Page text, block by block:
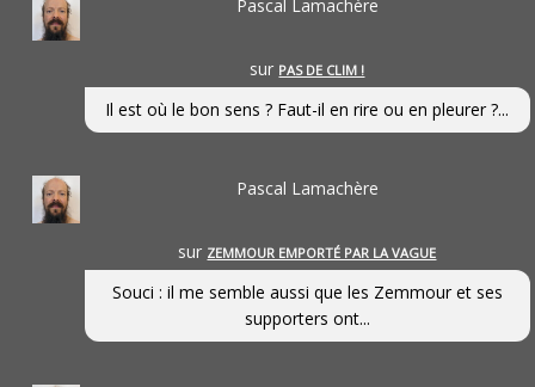
Pascal Lamachère
sur PAS DE CLIM !
Il est où le bon sens ? Faut-il en rire ou en pleurer ?...
Pascal Lamachère
sur ZEMMOUR EMPORTÉ PAR LA VAGUE
Souci : il me semble aussi que les Zemmour et ses
supporters ont...